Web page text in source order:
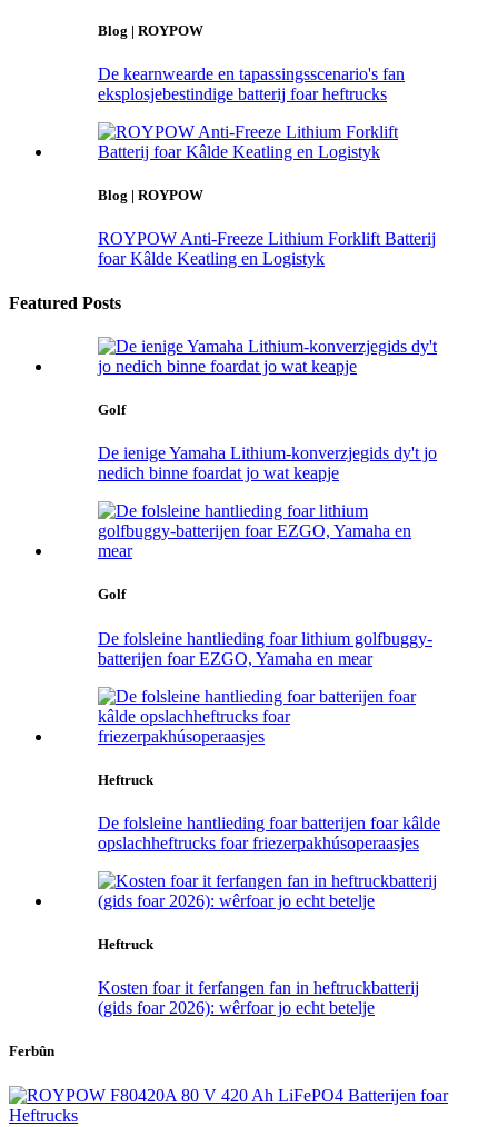
Blog | ROYPOW
De kearnwearde en tapassingsscenario's fan
eksplosjebestindige batterij foar heftrucks
Blog | ROYPOW
ROYPOW Anti-Freeze Lithium Forklift Batterij
foar Kâlde Keatling en Logistyk
Featured Posts
Golf
De ienige Yamaha Lithium-konverzjegids dy't jo
nedich binne foardat jo wat keapje
Golf
De folsleine hantlieding foar lithium golfbuggy-
batterijen foar EZGO, Yamaha en mear
Heftruck
De folsleine hantlieding foar batterijen foar kâlde
opslachheftrucks foar friezerpakhúsoperaasjes
Heftruck
Kosten foar it ferfangen fan in heftruckbatterij
(gids foar 2026): wêrfoar jo echt betelje
Ferbûn